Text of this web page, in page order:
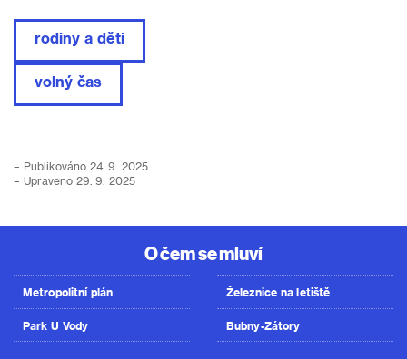
rodiny a děti
volný čas
– Publikováno 24. 9. 2025
– Upraveno 29. 9. 2025
O čem se mluví
Metropolitní plán
Park U Vody
Železnice na letiště
Bubny-Zátory